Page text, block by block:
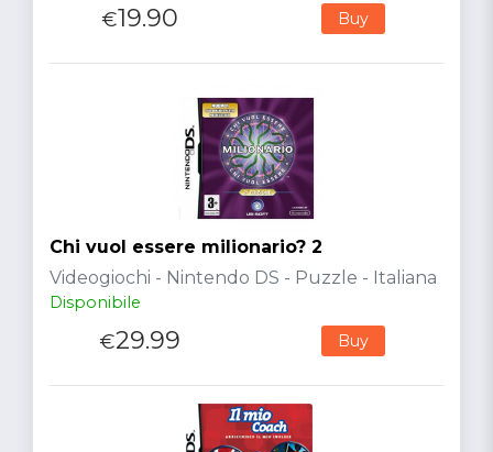
€19.90 Buy
Chi vuol essere milionario? 2
Videogiochi - Nintendo DS - Puzzle - Italiana
Disponibile
€29.99 Buy